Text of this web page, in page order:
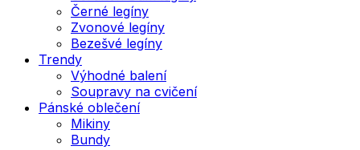
Černé legíny
Zvonové legíny
Bezešvé legíny
Trendy
Výhodné balení
Soupravy na cvičení
Pánské oblečení
Mikiny
Bundy